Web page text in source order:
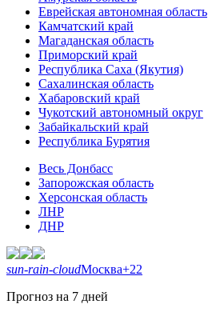
Еврейская автономная область
Камчатский край
Магаданская область
Приморский край
Республика Саха (Якутия)
Сахалинская область
Хабаровский край
Чукотский автономный округ
Забайкальский край
Республика Бурятия
Весь Донбасс
Запорожская область
Херсонская область
ЛНР
ДНР
sun-rain-cloudМосква+22
Прогноз на 7 дней